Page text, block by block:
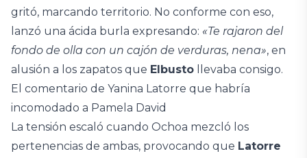
gritó, marcando territorio. No conforme con eso,
lanzó una ácida burla expresando: «Te rajaron del
fondo de olla con un cajón de verduras, nena», en
alusión a los zapatos que Elbusto llevaba consigo.
El comentario de Yanina Latorre que habría
incomodado a Pamela David
La tensión escaló cuando Ochoa mezcló los
pertenencias de ambas, provocando que Latorre